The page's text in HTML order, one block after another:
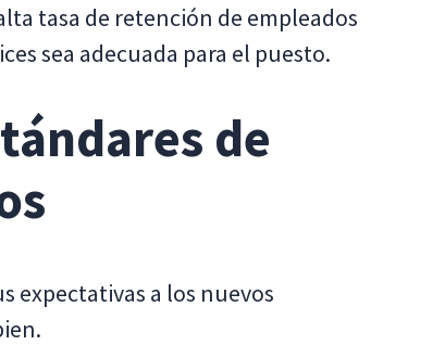
tasa de retención de empleados
sea adecuada para el puesto.
de
expectativas a los nuevos